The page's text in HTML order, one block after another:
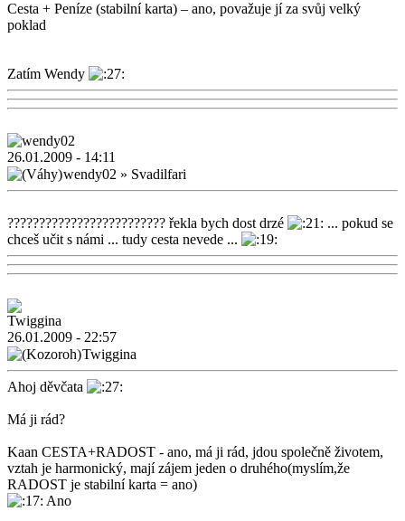
Cesta + Peníze (stabilní karta) – ano, považuje jí za svůj velký
poklad
Zatím Wendy
26.01.2009 - 14:11
wendy02 » Svadilfari
????????????????????????? řekla bych dost drzé
... pokud se
chceš učit s námi ... tudy cesta nevede ...
26.01.2009 - 22:57
Twiggina
Ahoj děvčata
Má ji rád?
Kaan CESTA+RADOST - ano, má ji rád, jdou společně životem,
vztah je harmonický, mají zájem jeden o druhého(myslím,že
RADOST je stabilní karta = ano)
Ano